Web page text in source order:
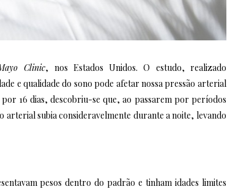
Clinic, nos Estados Unidos. O estudo, realizado
e qualidade do sono pode afetar nossa pressão arterial
16 dias, descobriu-se que, ao passarem por períodos
arterial subia consideravelmente durante a noite, levando
pesos dentro do padrão e tinham idades limites